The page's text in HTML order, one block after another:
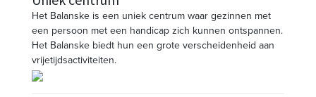
Het Balanske is een uniek centrum waar gezinnen met
een persoon met een handicap zich kunnen ontspannen.
Het Balanske biedt hun een grote verscheidenheid aan
vrijetijdsactiviteiten.